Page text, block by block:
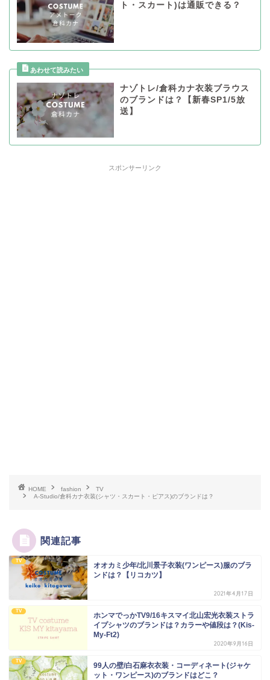
ト・スカート)は通販できる？
ナゾトレ/倉科カナ衣装ブラウス
のブランドは？【新春SP1/5放
送】
スポンサーリンク
HOME fashion
TV
A-Studio/倉科カナ衣装(シャツ・スカート・ピアス)のブランドは？
関連記事
TV
オオカミ少年/北川景子衣装(ワンピース)服のブラ
ンドは？【リコカツ】
2021年4月17日
TV
ホンマでっかTV9/16キスマイ北山宏光衣装ストラ
イプシャツのブランドは？カラーや値段は？(Kis-
My-Ft2)
2020年9月16日
TV
99人の壁/白石麻衣衣装・コーディネート(ジャケ
ット・ワンピース)のブランドはどこ？